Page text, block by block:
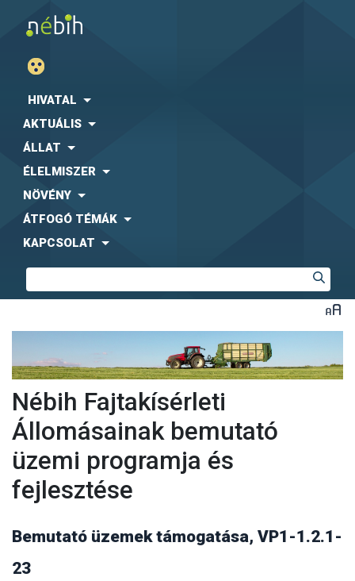
HIVATAL
AKTUÁLIS
ÁLLAT
ÉLELMISZER
NÖVÉNY
ÁTFOGÓ TÉMÁK
KAPCSOLAT
Nébih Fajtakísérleti
Állomásainak bemutató
üzemi programja és
fejlesztése
Bemutató üzemek támogatása, VP1-1.2.1-
23